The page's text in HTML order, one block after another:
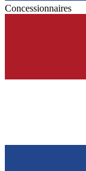
Concessionnaires